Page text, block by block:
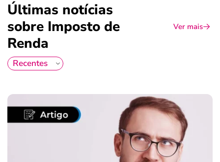
Últimas notícias
sobre Imposto de
Renda
Ver mais